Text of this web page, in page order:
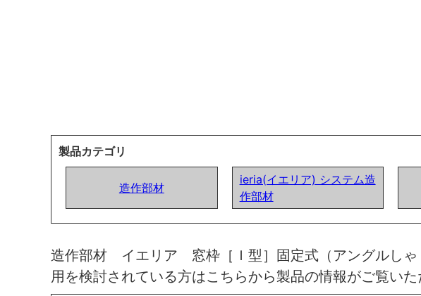
製品カテゴリ
造作部材
ieria(イエリア) システム造
作部材
造作部材 イエリア 窓枠［Ｉ型］固定式（アングルし
用を検討されている方はこちらから製品の情報がご覧い